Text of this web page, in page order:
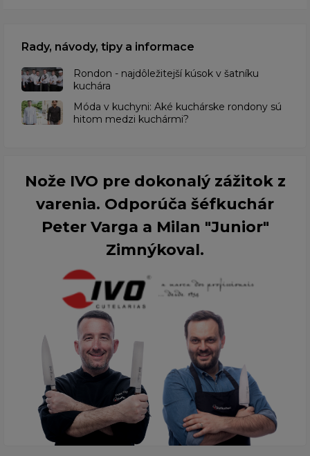
Rady, návody, tipy a informace
Rondon - najdôležitejší kúsok v šatníku
kuchára
​Móda v kuchyni: Aké kuchárske rondony sú
hitom medzi kuchármi?
Nože IVO pre dokonalý zážitok z
varenia. Odporúča šéfkuchár
Peter Varga a Milan "Junior"
Zimnýkoval.